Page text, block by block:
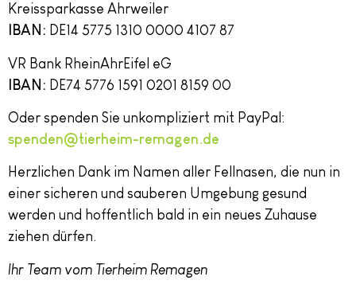
Kreissparkasse Ahrweiler
IBAN: DE14 5775 1310 0000 4107 87
VR Bank RheinAhrEifel eG
IBAN: DE74 5776 1591 0201 8159 00
Oder spenden Sie unkompliziert mit PayPal:
spenden@tierheim-remagen.de
Herzlichen Dank im Namen aller Fellnasen, die nun in
einer sicheren und sauberen Umgebung gesund
werden und hoffentlich bald in ein neues Zuhause
ziehen dürfen.
Ihr Team vom Tierheim Remagen